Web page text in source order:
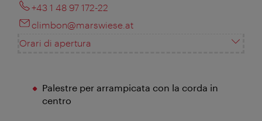
+43 1 48 97 172-22
climbon@marswiese.at
Orari di apertura
Palestre per arrampicata con la corda in
centro